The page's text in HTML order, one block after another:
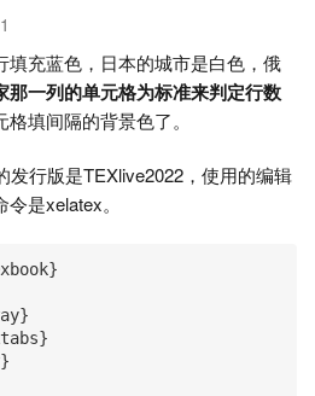
填充蓝色，日本的城市是白色，俄
那一列的单元格为标准来判定行数
填间隔的背景色了。
发行版是TEXlive2022，使用的编辑
是xelatex。